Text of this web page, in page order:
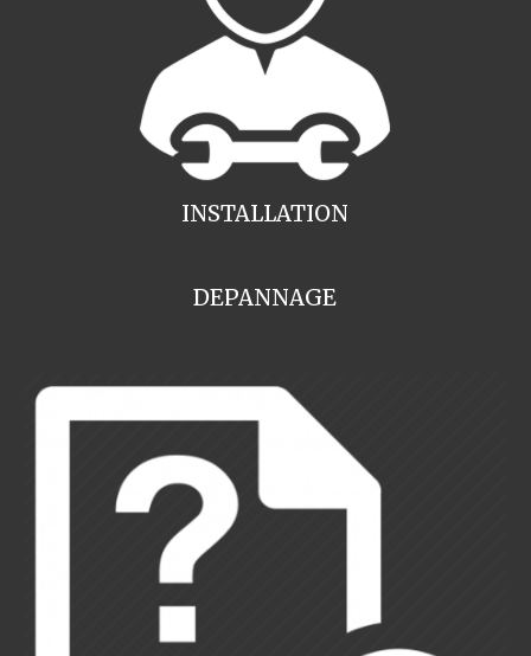
INSTALLATION
DEPANNAGE